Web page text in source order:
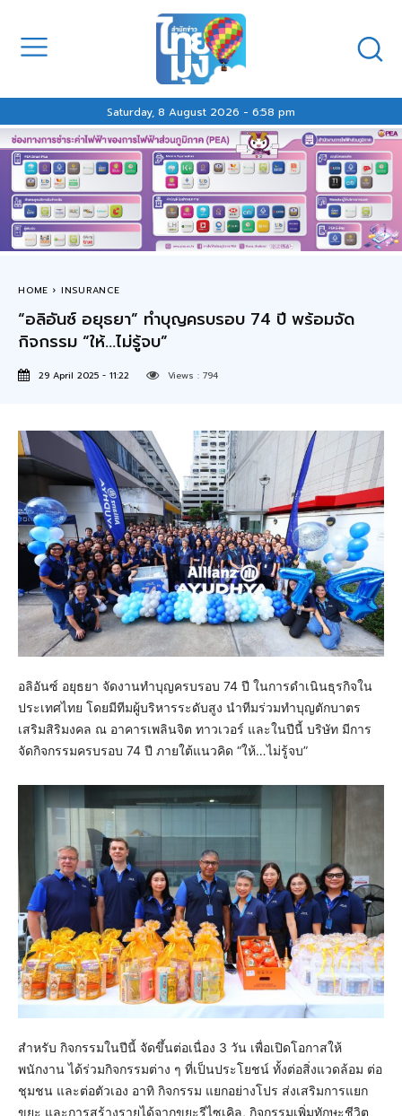
Saturday, 8 August 2026 - 6:58 pm
HOME INSURANCE
“อลิอันซ์ อยุธยา” ทำบุญครบรอบ 74 ปี พร้อมจัด
กิจกรรม “ให้…ไม่รู้จบ”
29 April 2025 - 11:22 Views : 794
อลิอันซ์ อยุธยา จัดงานทำบุญครบรอบ 74 ปี ในการดำเนินธุรกิจใน
ประเทศไทย โดยมีทีมผู้บริหารระดับสูง นำทีมร่วมทำบุญตักบาตร
เสริมสิริมงคล ณ อาคารเพลินจิต ทาวเวอร์ และในปีนี้ บริษัท มีการ
จัดกิจกรรมครบรอบ 74 ปี ภายใต้แนวคิด “ให้…ไม่รู้จบ”
สำหรับ กิจกรรมในปีนี้ จัดขึ้นต่อเนื่อง 3 วัน เพื่อเปิดโอกาสให้
พนักงาน ได้ร่วมกิจกรรมต่าง ๆ ที่เป็นประโยชน์ ทั้งต่อสิ่งแวดล้อม ต่อ
ชุมชน และต่อตัวเอง อาทิ กิจกรรม แยกอย่างโปร ส่งเสริมการแยก
ขยะ และการสร้างรายได้จากขยะรีไซเคิล, กิจกรรมเพิ่มทักษะชีวิต